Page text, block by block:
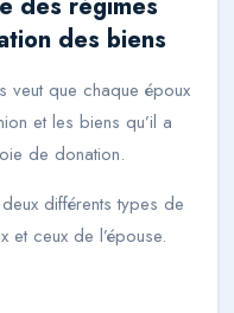
des biens
veut que chaque époux
et les biens qu’il a
de donation.
différents types de
et ceux de l’épouse.